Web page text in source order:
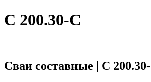
С 200.30-С
Сваи составные | С